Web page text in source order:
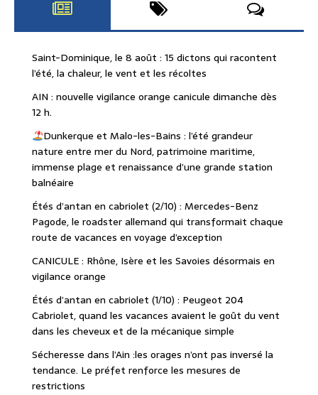
Saint-Dominique, le 8 août : 15 dictons qui racontent
l’été, la chaleur, le vent et les récoltes
AIN : nouvelle vigilance orange canicule dimanche dès
12 h.
Dunkerque et Malo-les-Bains : l’été grandeur
nature entre mer du Nord, patrimoine maritime,
immense plage et renaissance d’une grande station
balnéaire
Étés d’antan en cabriolet (2/10) : Mercedes-Benz
Pagode, le roadster allemand qui transformait chaque
route de vacances en voyage d’exception
CANICULE : Rhône, Isère et les Savoies désormais en
vigilance orange
Étés d’antan en cabriolet (1/10) : Peugeot 204
Cabriolet, quand les vacances avaient le goût du vent
dans les cheveux et de la mécanique simple
Sécheresse dans l’Ain :les orages n’ont pas inversé la
tendance. Le préfet renforce les mesures de
restrictions